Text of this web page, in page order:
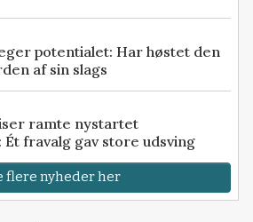
potentialet: Har høstet den
af sin slags
ramte nystartet
fravalg gav store udsving
flere nyheder her